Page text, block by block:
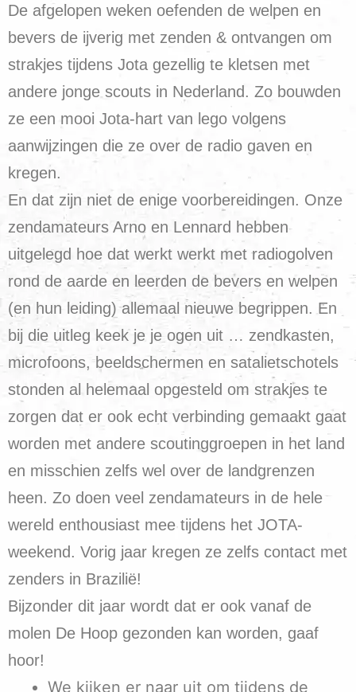
De afgelopen weken oefenden de welpen en
bevers de ijverig met zenden & ontvangen om
strakjes tijdens Jota gezellig te kletsen met
andere jonge scouts in Nederland. Zo bouwden
ze een mooi Jota-hart van lego volgens
aanwijzingen die ze over de radio gaven en
kregen.
En dat zijn niet de enige voorbereidingen. Onze
zendamateurs Arno en Lennard hebben
uitgelegd hoe dat werkt werkt met radiogolven
rond de aarde en leerden de bevers en welpen
(en hun leiding) allemaal nieuwe begrippen. En
bij die uitleg keek je je ogen uit … zendkasten,
microfoons, beeldschermen en satalietschotels
stonden al helemaal opgesteld om strakjes te
zorgen dat er ook echt verbinding gemaakt gaat
worden met andere scoutinggroepen in het land
en misschien zelfs wel over de landgrenzen
heen. Zo doen veel zendamateurs in de hele
wereld enthousiast mee tijdens het JOTA-
weekend. Vorig jaar kregen ze zelfs contact met
zenders in Brazilië!
Bijzonder dit jaar wordt dat er ook vanaf de
molen De Hoop gezonden kan worden, gaaf
hoor!
We kijken er naar uit om tijdens de